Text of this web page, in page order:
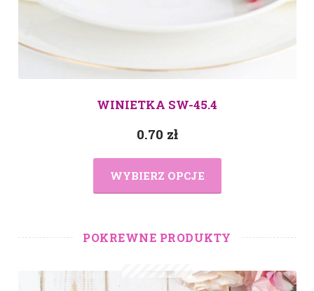
WINIETKA SW-45.4
0.70 zł
WYBIERZ OPCJE
POKREWNE PRODUKTY